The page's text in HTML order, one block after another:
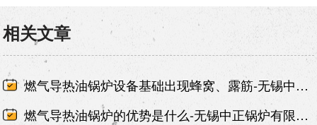
相关文章
燃气导热油锅炉设备基础出现蜂窝、露筋-无锡中正锅炉有限责任公司
燃气导热油锅炉的优势是什么-无锡中正锅炉有限责任公司